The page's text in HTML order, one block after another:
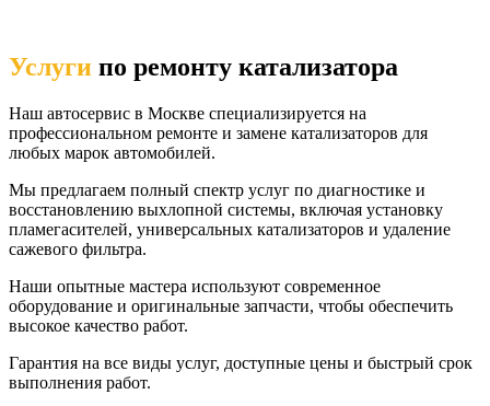
Услуги по ремонту катализатора
Наш автосервис в Москве специализируется на
профессиональном ремонте и замене катализаторов для
любых марок автомобилей.
Мы предлагаем полный спектр услуг по диагностике и
восстановлению выхлопной системы, включая установку
пламегасителей, универсальных катализаторов и удаление
сажевого фильтра.
Наши опытные мастера используют современное
оборудование и оригинальные запчасти, чтобы обеспечить
высокое качество работ.
Гарантия на все виды услуг, доступные цены и быстрый срок
выполнения работ.